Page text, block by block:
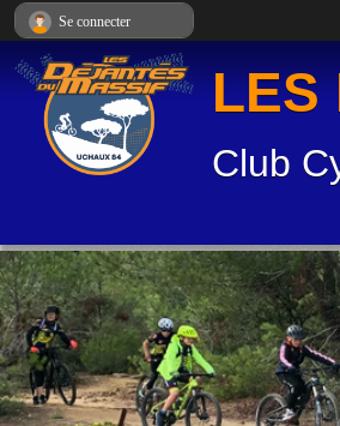
LES
Club
Se connecter
Panneau de gestion des cookies